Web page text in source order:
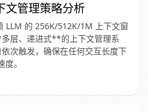
文管理策略分析
LLM 的 256K/512K/1M 上下文窗
层、递进式**的上下文管理系
次触发，确保在任何交互长度下
。